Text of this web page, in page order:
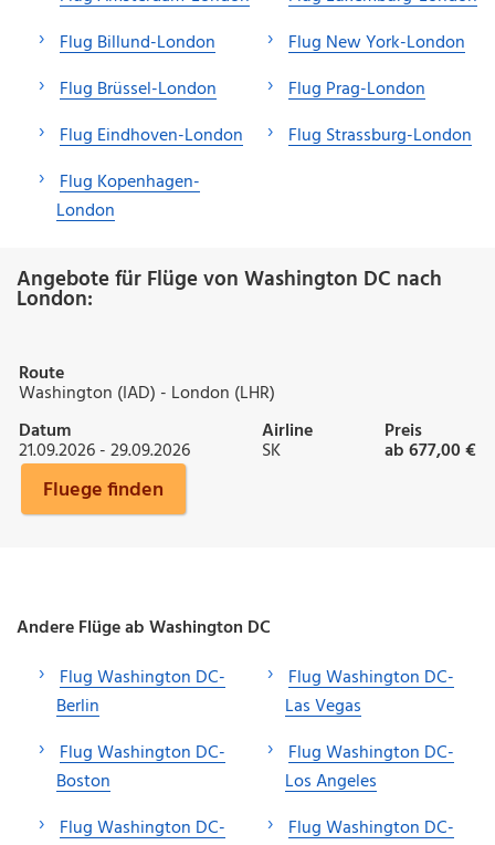
Flug Billund-London
Flug Brüssel-London
Flug Eindhoven-London
Flug Kopenhagen-
London
Flug New York-London
Flug Prag-London
Flug Strassburg-London
Angebote für Flüge von Washington DC nach
London:
Route
Washington (IAD) - London (LHR)
Datum
21.09.2026 - 29.09.2026
Airline
SK
Preis
ab 677,00 €
Fluege finden
Andere Flüge ab Washington DC
Flug Washington DC-
Berlin
Flug Washington DC-
Boston
Flug Washington DC-
Flug Washington DC-
Las Vegas
Flug Washington DC-
Los Angeles
Flug Washington DC-